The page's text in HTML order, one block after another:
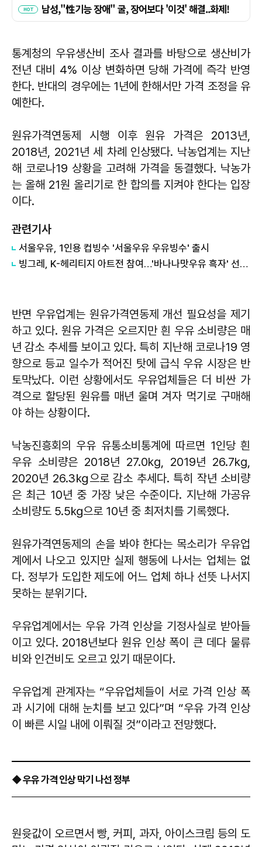
통계청의 우유생산비 조사 결과를 바탕으로 생산비가
전년 대비 4% 이상 변화하면 당해 가격에 즉각 반영
한다. 반대의 경우에는 1년에 한해서만 가격 조정을 유
예한다.
원유가격연동제 시행 이후 원유 가격은 2013년,
2018년, 2021년 세 차례 인상됐다. 낙농업계는 지난
해 코로나19 상황을 고려해 가격을 동결했다. 낙농가
는 올해 21원 올리기로 한 합의를 지켜야 한다는 입장
이다.
관련기사
서울우유, 1인용 컵빙수 '서울우유 우유빙수' 출시
빙그레, K-헤리티지 아트전 참여…'바나나맛우유 흑자' 선보여
반면 우유업계는 원유가격연동제 개선 필요성을 제기
하고 있다. 원유 가격은 오르지만 흰 우유 소비량은 매
년 감소 추세를 보이고 있다. 특히 지난해 코로나19 영
향으로 등교 일수가 적어진 탓에 급식 우유 시장은 반
토막났다. 이런 상황에서도 우유업체들은 더 비싼 가
격으로 할당된 원유를 매년 울며 겨자 먹기로 구매해
야 하는 상황이다.
낙농진흥회의 우유 유통소비통계에 따르면 1인당 흰
우유 소비량은 2018년 27.0kg, 2019년 26.7kg,
2020년 26.3㎏으로 감소 추세다. 특히 작년 소비량
은 최근 10년 중 가장 낮은 수준이다. 지난해 가공유
소비량도 5.5㎏으로 10년 중 최저치를 기록했다.
원유가격연동제의 손을 봐야 한다는 목소리가 우유업
계에서 나오고 있지만 실제 행동에 나서는 업체는 없
다. 정부가 도입한 제도에 어느 업체 하나 선뜻 나서지
못하는 분위기다.
우유업계에서는 우유 가격 인상을 기정사실로 받아들
이고 있다. 2018년보다 원유 인상 폭이 큰 데다 물류
비와 인건비도 오르고 있기 때문이다.
우유업계 관계자는 “우유업체들이 서로 가격 인상 폭
과 시기에 대해 눈치를 보고 있다”며 “우유 가격 인상
이 빠른 시일 내에 이뤄질 것”이라고 전망했다.
◆ 우유 가격 인상 막기 나선 정부
원윳값이 오르면서 빵, 커피, 과자, 아이스크림 등의 도